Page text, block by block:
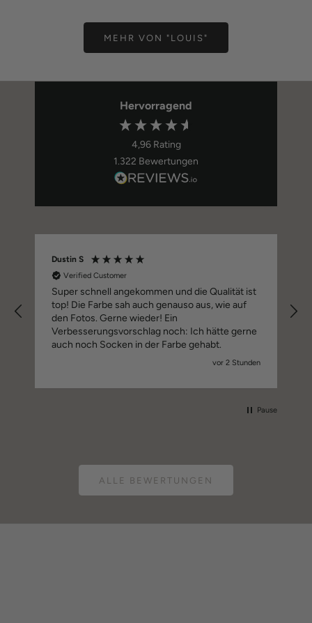
MEHR VON "LOUIS"
Hervorragend
4,96 Rating
1.322 Bewertungen
Dustin S
Verified Customer
Super schnell angekommen und die Qualität ist
top! Die Farbe sah auch genauso aus, wie auf
den Fotos. Gerne wieder! Ein
Verbesserungsvorschlag noch: Ich hätte gerne
auch noch Socken in der Farbe gehabt.
vor 2 Stunden
Pause
ALLE BEWERTUNGEN